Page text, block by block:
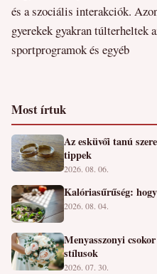
és a szociális interakciók.
gyerekek gyakran túlterheltek
sportprogramok és egyéb
Most írtuk
Az esküvői tanú
tippek
2026. 08. 06.
Kalóriasűrűség:
2026. 08. 04.
Menyasszonyi
stílusok
2026. 07. 30.